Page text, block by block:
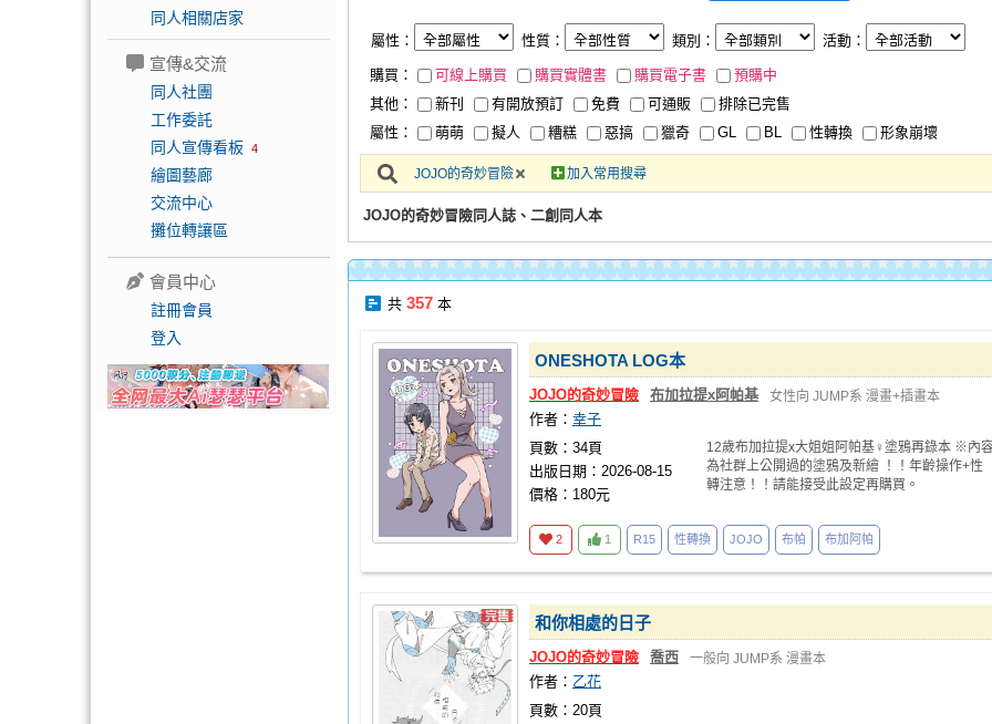
同人相關店家
宣傳&交流
同人社團
工作委託
同人宣傳看板 4
繪圖藝廊
交流中心
攤位轉讓區
會員中心
註冊會員
登入
屬性： 性質： 類別： 活動：
購買： 可線上購買 購買實體書 購買電子書
預購中
其他：
新刊 有開放預訂 免費 可通販
排除已完售
屬性：
萌萌 擬人 糟糕 惡搞 獵奇 GL BL 性轉換 形象崩壞
JOJO的奇妙冒險 加入常用搜尋
JOJO的奇妙冒險同人誌、二創同人本
共 357 本
ONESHOTA LOG本
JOJO的奇妙冒險 布加拉提x阿帕基 女性向 JUMP系 漫畫+插畫本
作者： 幸子
頁數：34頁
出版日期：2026-08-15
價格：180元
12歲布加拉提x大姐姐阿帕基♀塗鴉再錄本 ※內
為社群上公開過的塗鴉及新繪 ！！年齡操作+性
轉注意！！請能接受此設定再購買。
2 1 R15 性轉換 JOJO 布帕 布加阿帕
和你相處的日子
JOJO的奇妙冒險 喬西 一般向 JUMP系 漫畫本
作者： 乙花
頁數：20頁